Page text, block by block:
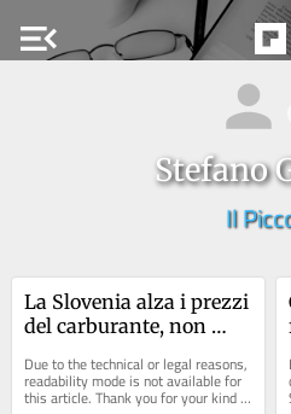
menu_open
Stefano
Il
La Slovenia alza i prezzi
del carburante, non
rifornimento oltre il
confine
Due to the technical or legal reasons,
readability mode is not available for
this article. Thank you for your kind